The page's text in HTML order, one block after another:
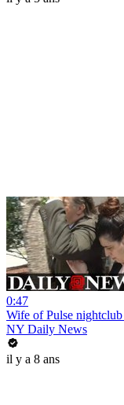
0:47
Wife of Pulse
NY Daily News
il y a 8 ans